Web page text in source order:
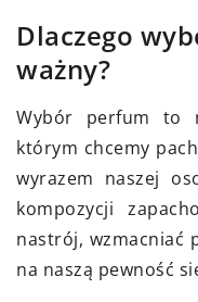
Dlaczego
ważny?
Wybór perfum to
którym chcemy
wyrazem naszej
kompozycji
nastrój, wzmacniać
na naszą pewność